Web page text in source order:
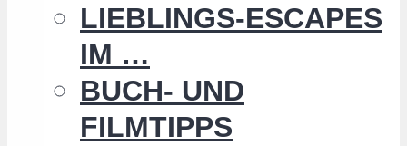
LIEBLINGS-ESCAPES
IM …
BUCH- UND
FILMTIPPS